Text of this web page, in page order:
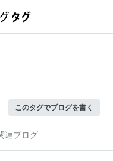
このタグでブログを書く
連ブログ